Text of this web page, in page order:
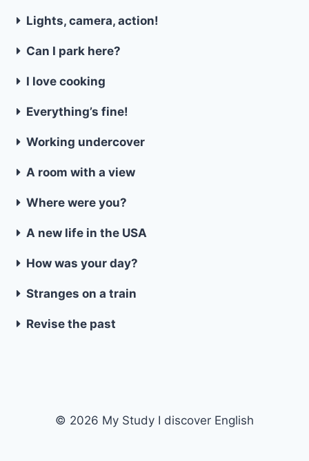
Lights, camera, action!
Can I park here?
I love cooking
Everything’s fine!
Working undercover
A room with a view
Where were you?
A new life in the USA
How was your day?
Stranges on a train
Revise the past
© 2026 My Study I discover English